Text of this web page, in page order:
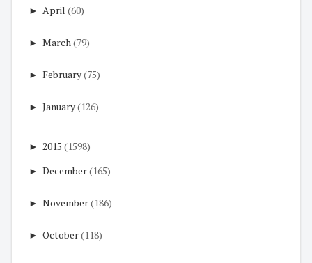
► April (60)
► March(79)
► February(75)
► January(126)
► 2015 (1598)
► December(165)
► November(186)
► October(118)